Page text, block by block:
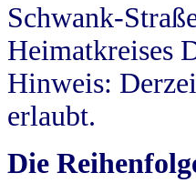
Schwank-
Heimatkreises
Hinweis:
erlaubt.
Die